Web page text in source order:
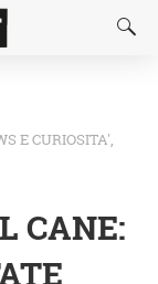
E CURIOSITA'
CANE: